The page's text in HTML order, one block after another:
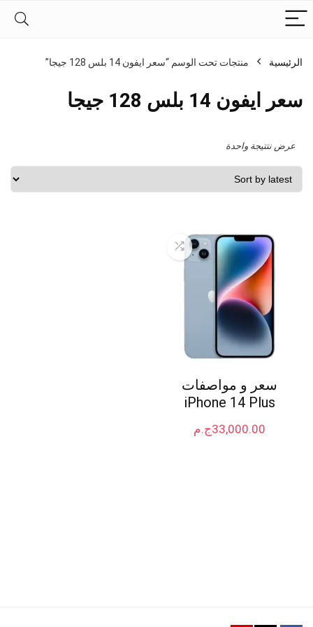
الرئيسية منتجات تحت الوسم “سعر ايفون 14 بلس 128 جيجا”
سعر ايفون 14 بلس 128 جيجا
عرض نتتيجة واحدة
سعر و مواصفات
iPhone 14 Plus
ج.م33,000.00